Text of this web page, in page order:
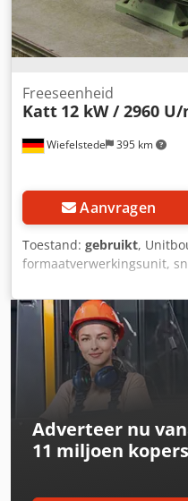
Wiefelstede 395 km
Freeseenheid
Katt 12 kW / 2960
Aanvragen
Toestand: gebruikt,
formaatverwerkingsunit,
unit, voegfrees-unit, trim-
kantbewerkingsmachine,
freesmotor voor
freesunit met 3 frezen -
rpm -Beschermingsklasse:
40 x 235 mm -
840/320 / H380 mm
Adverteer nu
11 miljoen kopers